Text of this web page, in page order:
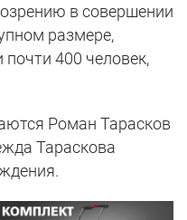
в совершении
размере,
400 человек,
Роман Тарасков
Тараскова